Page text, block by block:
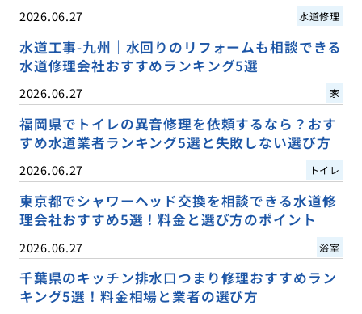
2026.06.27 水道修理
水道工事-九州｜水回りのリフォームも相談できる
水道修理会社おすすめランキング5選
2026.06.27 家
福岡県でトイレの異音修理を依頼するなら？おす
すめ水道業者ランキング5選と失敗しない選び方
2026.06.27 トイレ
東京都でシャワーヘッド交換を相談できる水道修
理会社おすすめ5選！料金と選び方のポイント
2026.06.27 浴室
千葉県のキッチン排水口つまり修理おすすめラン
キング5選！料金相場と業者の選び方